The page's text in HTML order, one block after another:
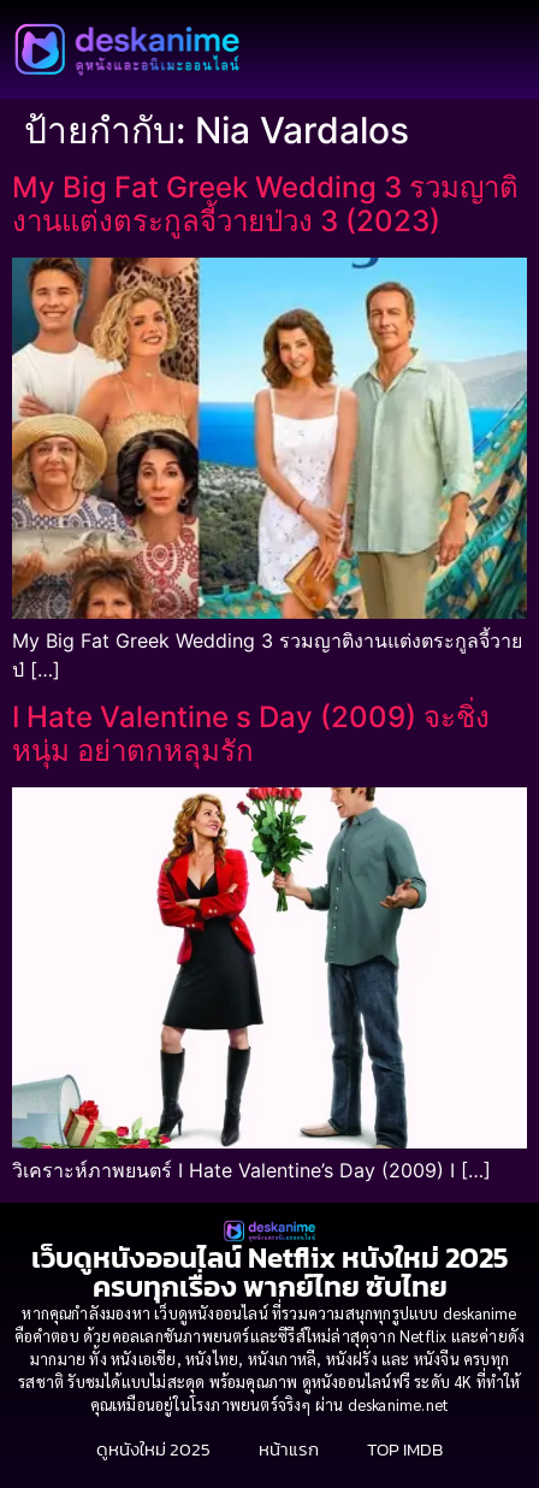
ป้ายกำกับ: Nia Vardalos
My Big Fat Greek Wedding 3 รวมญาติ
งานแต่งตระกูลจี้วายป่วง 3 (2023)
My Big Fat Greek Wedding 3 รวมญาติงานแต่งตระกูลจี้วาย
ป่ […]
I Hate Valentine s Day (2009) จะชิ่ง
หนุ่ม อย่าตกหลุมรัก
วิเคราะห์ภาพยนตร์ I Hate Valentine’s Day (2009) I […]
เว็บดูหนังออนไลน์ Netflix หนังใหม่ 2025
ครบทุกเรื่อง พากย์ไทย ซับไทย
หากคุณกำลังมองหา เว็บดูหนังออนไลน์ ที่รวมความสนุกทุกรูปแบบ deskanime
คือคำตอบ ด้วยคอลเลกชันภาพยนตร์และซีรีส์ใหม่ล่าสุดจาก Netflix และค่ายดัง
มากมาย ทั้ง หนังเอเชีย, หนังไทย, หนังเกาหลี, หนังฝรั่ง และ หนังจีน ครบทุก
รสชาติ รับชมได้แบบไม่สะดุด พร้อมคุณภาพ ดูหนังออนไลน์ฟรี ระดับ 4K ที่ทำให้
คุณเหมือนอยู่ในโรงภาพยนตร์จริงๆ ผ่าน deskanime.net
ดูหนังใหม่ 2025 หน้าแรก
TOP IMDB